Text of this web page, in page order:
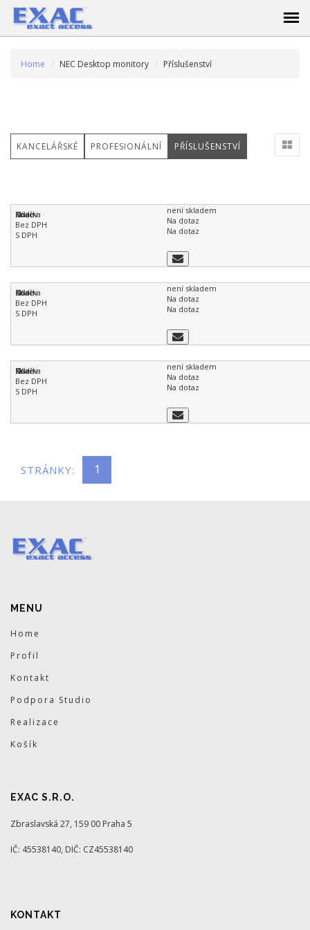
Home NEC Desktop monitory Příslušenství
KANCELÁŘSKÉ PROFESIONÁLNÍ PŘÍSLUŠENSTVÍ
není skladem
Na dotaz
Na dotaz
není skladem
Na dotaz
Na dotaz
není skladem
Na dotaz
Na dotaz
STRÁNKY: 1
MENU
Home
Profil
Kontakt
Podpora Studio
Realizace
Košík
EXAC S.R.O.
Zbraslavská 27, 159 00 Praha 5
IČ: 45538140, DIČ: CZ45538140
KONTAKT